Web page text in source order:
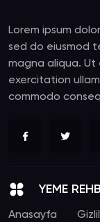
Lorem ipsum
sed do eiusmod
magna aliqua. Ut
exercitation
commodo
YEME
Anasayfa